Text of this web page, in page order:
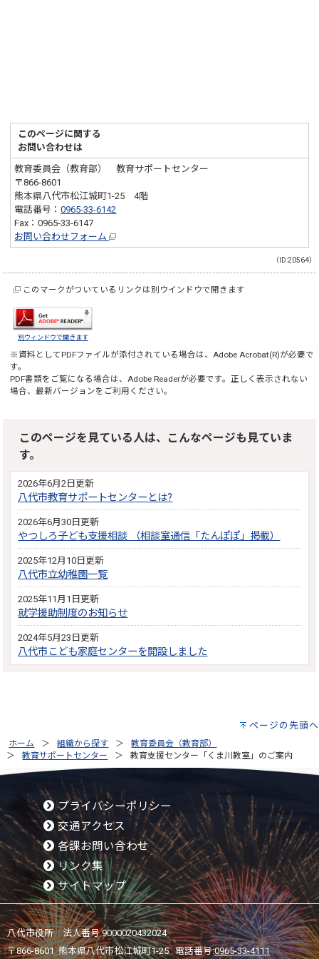
このページに関する
お問い合わせは
教育委員会（教育部） 教育サポートセンター
〒866-8601
熊本県八代市松江城町1-25 4階
電話番号：0965-33-6142
Fax：0965-33-6147
お問い合わせフォーム
（ID:20564）
このマークがついているリンクは別ウインドウで開きます
別ウィンドウで開きます
※資料としてPDFファイルが添付されている場合は、Adobe Acrobat(R)が必要で
す。
PDF書類をご覧になる場合は、Adobe Readerが必要です。正しく表示されない
場合、最新バージョンをご利用ください。
このページを見ている人は、こんなページも見ていま
す。
2026年6月2日更新
八代市教育サポートセンターとは?
2026年6月30日更新
やつしろ子ども支援相談 （相談室通信「たんぽぽ」掲載）
2025年12月10日更新
八代市立幼稚園一覧
2025年11月1日更新
就学援助制度のお知らせ
2024年5月23日更新
八代市こども家庭センターを開設しました
ページの先頭へ
ホーム 組織から探す
教育委員会（教育部）
教育サポートセンター
教育支援センター「くま川教室」のご案内
プライバシーポリシー
交通アクセス
各課お問い合わせ
リンク集
サイトマップ
八代市役所 法人番号 9000020432024
〒866-8601 熊本県八代市松江城町1-25 電話番号:0965-33-4111